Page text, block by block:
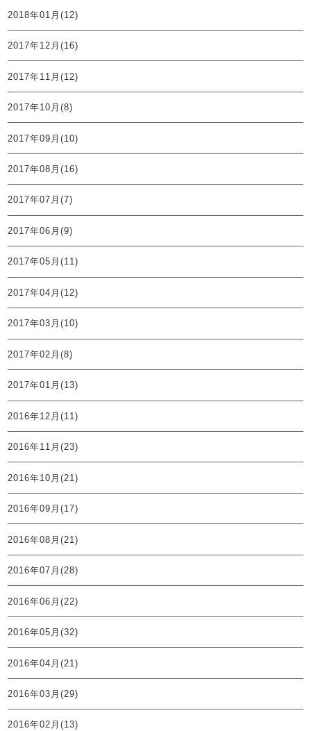
2018年01月(12)
2017年12月(16)
2017年11月(12)
2017年10月(8)
2017年09月(10)
2017年08月(16)
2017年07月(7)
2017年06月(9)
2017年05月(11)
2017年04月(12)
2017年03月(10)
2017年02月(8)
2017年01月(13)
2016年12月(11)
2016年11月(23)
2016年10月(21)
2016年09月(17)
2016年08月(21)
2016年07月(28)
2016年06月(22)
2016年05月(32)
2016年04月(21)
2016年03月(29)
2016年02月(13)